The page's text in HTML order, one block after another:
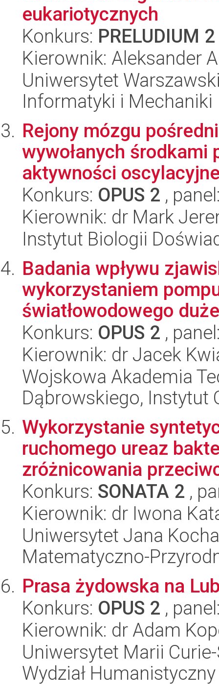
eukariotycznych
Konkurs: PRELUDIUM 2
Kierownik: Aleksander
Uniwersytet
Informatyki i Mechaniki
Rejony mózgu
wywołanych
aktywności
Konkurs: OPUS 2 ,
Kierownik: dr Mark
Instytut Biologii
Badania wpływu
wykorzystaniem
światłowodowego
Konkurs: OPUS 2 ,
Kierownik: dr Jacek
Wojskowa Akademia
Dąbrowskiego, Instytut
Wykorzystanie
ruchomego ureaz
zróżnicowania
Konkurs: SONATA 2 ,
Kierownik: dr Iwona
Uniwersytet Jana
Matematyczno-
Prasa żydowska na
Konkurs: OPUS 2 ,
Kierownik: dr Adam
Uniwersytet Marii
Wydział Humanistyczny